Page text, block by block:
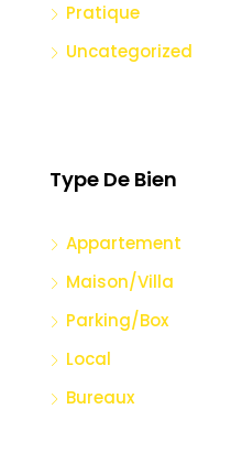
Pratique
Uncategorized
Type De Bien
Appartement
Maison/Villa
Parking/Box
Local
Bureaux